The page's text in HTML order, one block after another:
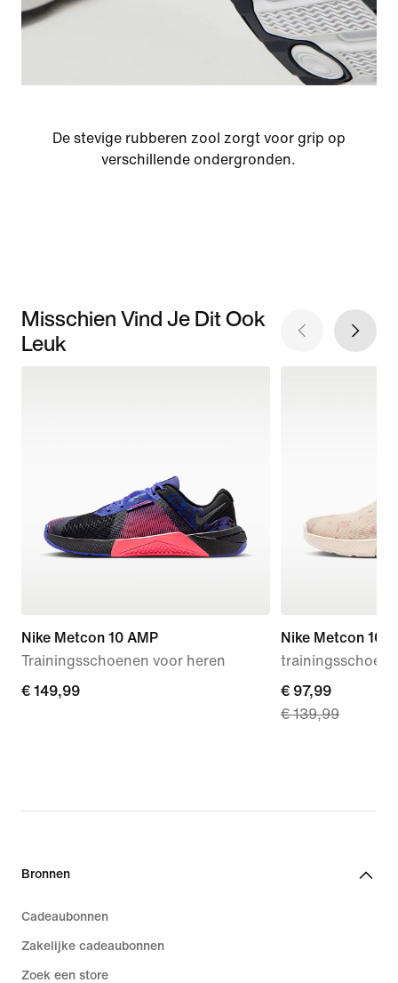
De stevige rubberen zool zorgt voor grip op
verschillende ondergronden.
Misschien Vind Je Dit Ook
Leuk
Nike Metcon 10 AMP
Trainingsschoenen voor heren
€ 149,99
€ 149,99
Nike Metcon 10
current
price
€ 139,99
€ 97,99
€ 139,99
Bronnen
Cadeaubonnen
Zakelijke cadeaubonnen
Zoek een store